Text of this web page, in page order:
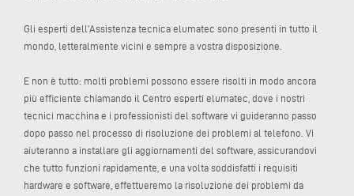
Gli esperti dell’Assistenza tecnica elumatec sono presenti in tutto il
mondo, letteralmente vicini e sempre a vostra disposizione.
E non è tutto: molti problemi possono essere risolti in modo ancora
più efficiente chiamando il Centro esperti elumatec, dove i nostri
tecnici macchina e i professionisti del software vi guideranno passo
dopo passo nel processo di risoluzione dei problemi al telefono. Vi
aiuteranno a installare gli aggiornamenti del software, assicurandovi
che tutto funzioni rapidamente, e una volta soddisfatti i requisiti
hardware e software, effettueremo la risoluzione dei problemi da